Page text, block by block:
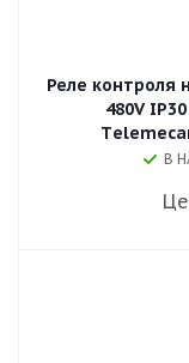
Реле контроля
480V
В